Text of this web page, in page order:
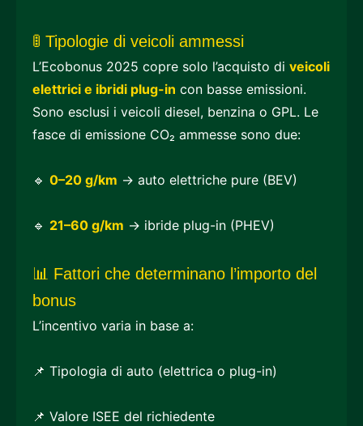
🚦 Tipologie di veicoli ammessi
L’Ecobonus 2025 copre solo l’acquisto di veicoli
elettrici e ibridi plug-in con basse emissioni.
Sono esclusi i veicoli diesel, benzina o GPL. Le
fasce di emissione CO₂ ammesse sono due:
🔹 0–20 g/km → auto elettriche pure (BEV)
🔹 21–60 g/km → ibride plug-in (PHEV)
📊 Fattori che determinano l’importo del
bonus
L’incentivo varia in base a:
📌 Tipologia di auto (elettrica o plug-in)
📌 Valore ISEE del richiedente